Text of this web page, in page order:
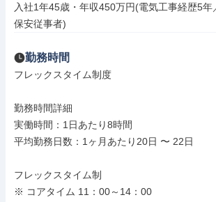
入社1年45歳・年収450万円(電気工事経歴5年
保安従事者)
勤務時間
フレックスタイム制度
勤務時間詳細
実働時間：1日あたり8時間
平均勤務日数：1ヶ月あたり20日 〜 22日
フレックスタイム制
※ コアタイム 11：00～14：00